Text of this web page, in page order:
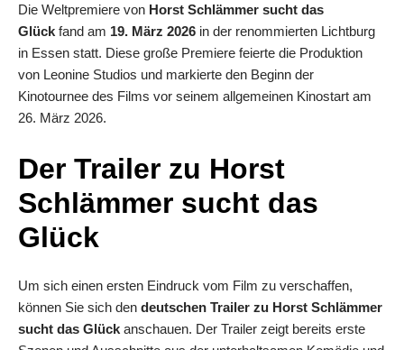
Die Weltpremiere von Horst Schlämmer sucht das
Glück fand am 19. März 2026 in der renommierten Lichtburg
in Essen statt. Diese große Premiere feierte die Produktion
von Leonine Studios und markierte den Beginn der
Kinotournee des Films vor seinem allgemeinen Kinostart am
26. März 2026.
Der Trailer zu Horst
Schlämmer sucht das
Glück
Um sich einen ersten Eindruck vom Film zu verschaffen,
können Sie sich den deutschen Trailer zu Horst Schlämmer
sucht das Glück anschauen. Der Trailer zeigt bereits erste